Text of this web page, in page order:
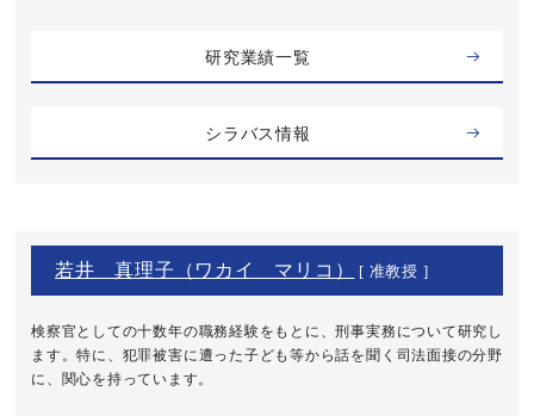
研究業績一覧
シラバス情報
若井 真理子（ワカイ マリコ） [ 准教授 ]
検察官としての十数年の職務経験をもとに、刑事実務について研究し
ます。特に、犯罪被害に遭った子ども等から話を聞く司法面接の分野
に、関心を持っています。